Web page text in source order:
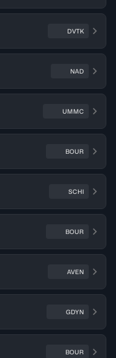
DVTK
NAD
UMMC
BOUR
SCHI
BOUR
AVEN
GDYN
BOUR